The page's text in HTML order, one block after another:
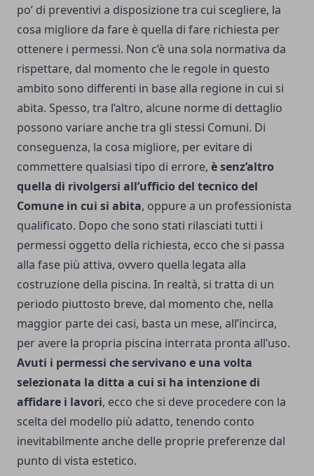
po’ di preventivi a disposizione tra cui scegliere, la
cosa migliore da fare è quella di fare richiesta per
ottenere i permessi. Non c’è una sola normativa da
rispettare, dal momento che le regole in questo
ambito sono differenti in base alla regione in cui si
abita. Spesso, tra l’altro, alcune norme di dettaglio
possono variare anche tra gli stessi Comuni. Di
conseguenza, la cosa migliore, per evitare di
commettere qualsiasi tipo di errore, è senz’altro
quella di rivolgersi all’ufficio del tecnico del
Comune in cui si abita, oppure a un professionista
qualificato. Dopo che sono stati rilasciati tutti i
permessi oggetto della richiesta, ecco che si passa
alla fase più attiva, ovvero quella legata alla
costruzione della piscina. In realtà, si tratta di un
periodo piuttosto breve, dal momento che, nella
maggior parte dei casi, basta un mese, all’incirca,
per avere la propria piscina interrata pronta all’uso.
Avuti i permessi che servivano e una volta
selezionata la ditta a cui si ha intenzione di
affidare i lavori, ecco che si deve procedere con la
scelta del modello più adatto, tenendo conto
inevitabilmente anche delle proprie preferenze dal
punto di vista estetico.